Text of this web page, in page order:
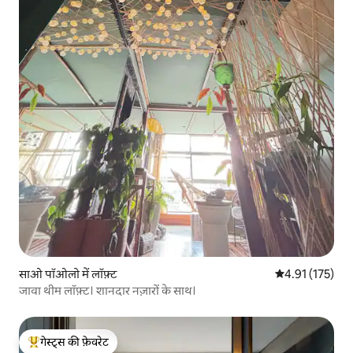
साओ पॉओलो में लॉफ़्ट औसत रेटिंग 5 में से
4.91 (175)
जावा थीम लॉफ़्ट। शानदार नज़ारों के साथ।
गेस्ट्स की फ़ेवरेट